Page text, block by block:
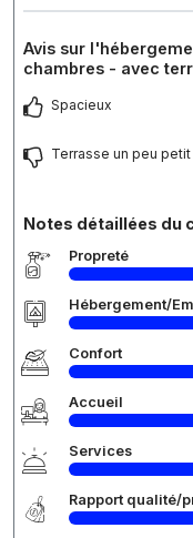
Avis sur
chambres - avec
Spacieux
Terrasse un peu
Notes détaillées du
Propreté
Hébergement/
Confort
Accueil
Services
Rapport qualité/